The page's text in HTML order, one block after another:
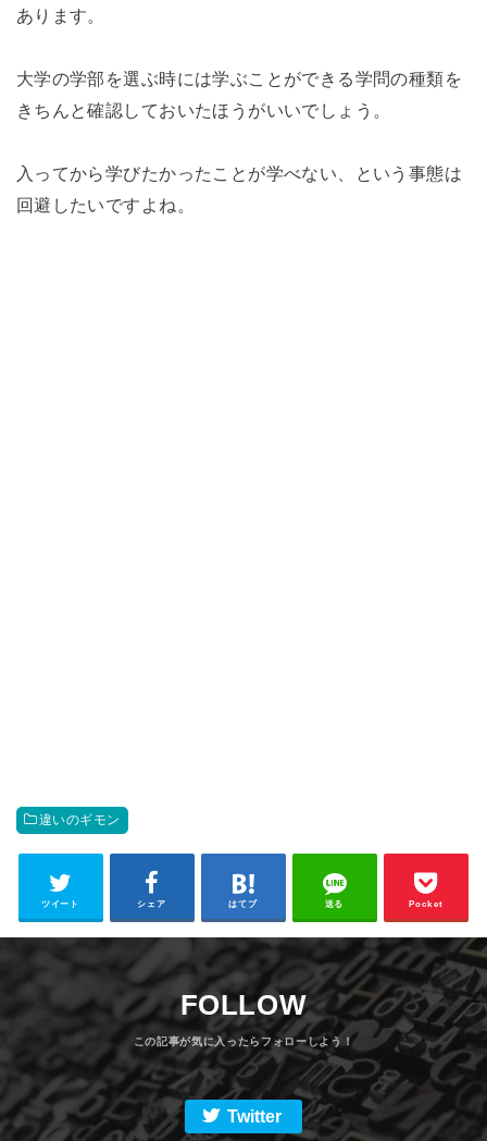
あります。
大学の学部を選ぶ時には学ぶことができる学問の種類を
きちんと確認しておいたほうがいいでしょう。
入ってから学びたかったことが学べない、という事態は
回避したいですよね。
違いのギモン
ツイート シェア はてブ 送る Pocket
FOLLOW
Twitter